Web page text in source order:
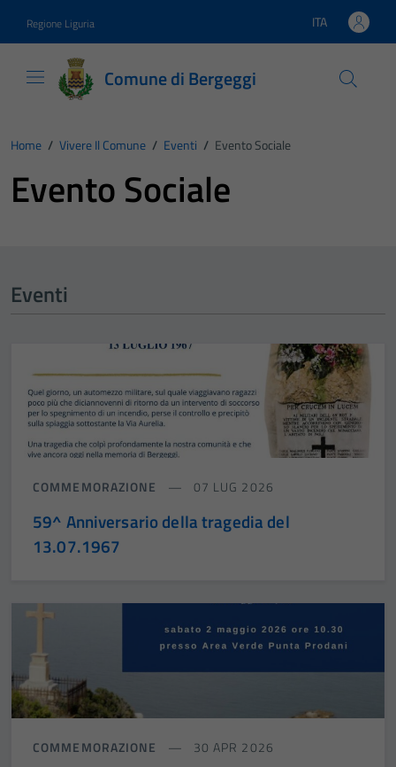
Regione Liguria Lingua attiva:
ITA
Comune di Bergeggi
Home / Vivere Il Comune / Eventi / Evento Sociale
Evento Sociale
Eventi
COMMEMORAZIONE 07 LUG 2026
59^ Anniversario della tragedia del
13.07.1967
COMMEMORAZIONE 30 APR 2026